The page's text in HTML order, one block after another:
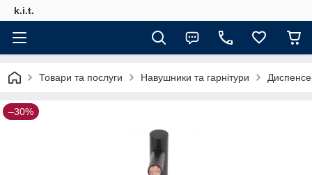
k.i.t.
Товари та послуги Навушники та гарнітури
–30%